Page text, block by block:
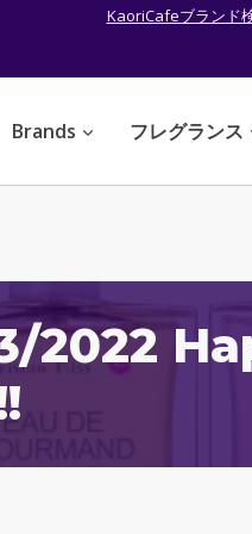
KaoriCafeブランド
Brands フレグランス
2022